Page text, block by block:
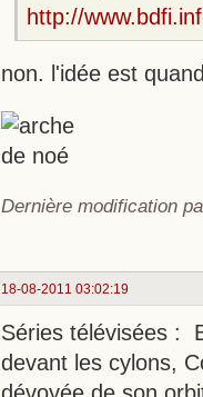
http://
non. l'idée est
Dernière modification
18-08-2011 03:02:19
Séries télévisées :
devant les cylons,